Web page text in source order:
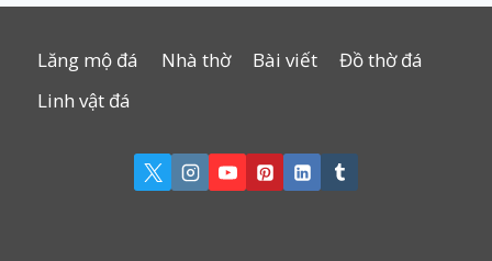
Lăng mộ đá Nhà thờ Bài viết
Đồ thờ đá
Linh vật đá